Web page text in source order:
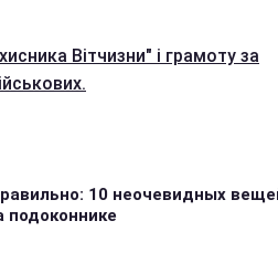
Вітчизни" і грамоту за
10 неочевидных
подоконнике